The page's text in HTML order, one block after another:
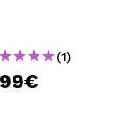
(1)